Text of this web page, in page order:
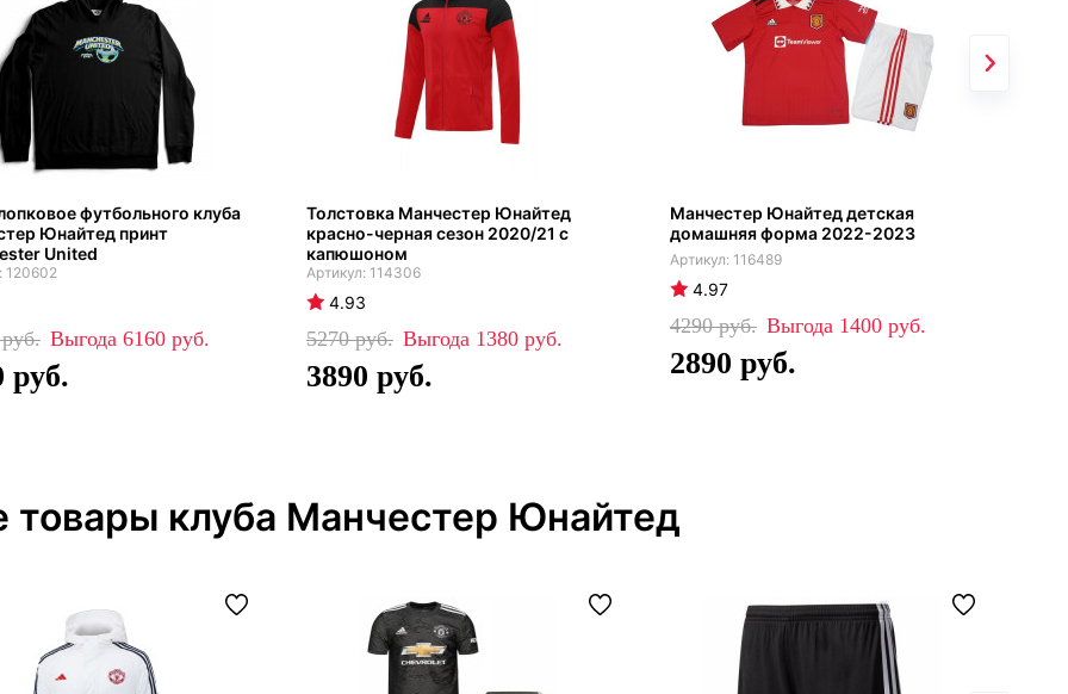
футбольного клуба
Юнайтед принт
United
120602
6160
Толстовка Манчестер Юнайтед
красно-черная сезон 2020/21 с
капюшоном
114306
4.93
5270 1380
3890
Манчестер Юнайтед детская
домашняя форма 2022-2023
116489
4.97
4290 1400
2890
товары клуба Манчестер Юнайтед